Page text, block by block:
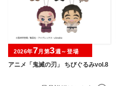
アニメ「鬼滅の刃」 ちびぐるみvol.8
2026年7月第3週～登場